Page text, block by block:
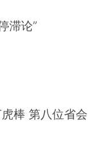
滞论”
棒 第八位省会